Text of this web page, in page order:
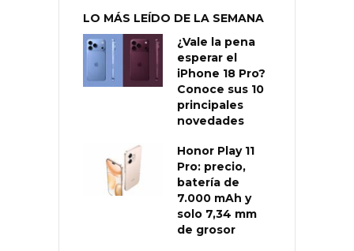
LO MÁS LEÍDO DE LA SEMANA
¿Vale la pena
esperar el
iPhone 18 Pro?
Conoce sus 10
principales
novedades
Honor Play 11
Pro: precio,
batería de
7.000 mAh y
solo 7,34 mm
de grosor